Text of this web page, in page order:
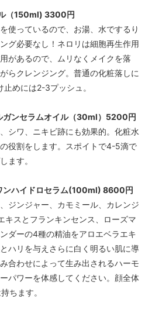
（150ml) 3300円
使っているので、お湯、水でするり
グ必要なし！ネロリは細胞再生作用
があるので、ムリなくメイクを落
らクレンジング。普通の化粧落しに
めには2-3プッシュ。
ンセラムオイル（30ml）5200円
シワ、ニキビ跡にも効果的。化粧水
役割をします。スポイトで4-5滴で
ます。
ンハイドロセラム(100ml) 8600円
ジンジャー、カモミール、カレンジ
キスとフランキンセンス、ローズマ
ダーの4種の精油をアロエベラエキ
ハリを与えさらに白く明るい肌に導
合わせによって生み出されるハーモ
パワーを体感してください。顔全体
ちます。